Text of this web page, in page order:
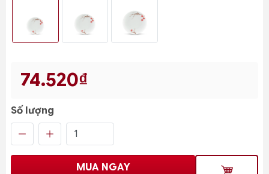
74.520₫
Số lượng
MUA NGAY